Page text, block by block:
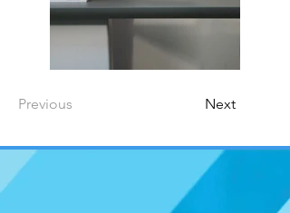
Previous Next